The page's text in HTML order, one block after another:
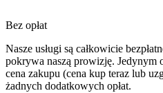
Bez opłat
Nasze usługi są całkowicie
pokrywa naszą prowizję. Jedynym
cena zakupu (cena kup teraz lub
żadnych dodatkowych opłat.